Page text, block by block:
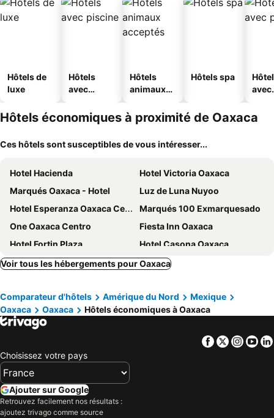
Hôtels de
luxe
Hôtels
avec
Hôtels
animaux
Hôtels spa
avec
Hôtels économiques à proximité de Oaxaca
Ces hôtels sont susceptibles de vous intéresser...
Hotel Hacienda
Hotel Victoria Oaxaca
Marqués Oaxaca - Hotel
Luz de Luna Nuyoo
Hotel Esperanza Oaxaca Centro
Marqués 100 Exmarquesado
One Oaxaca Centro
Fiesta Inn Oaxaca
Hotel Fortin Plaza
Hotel Casona Oaxaca
Holiday Inn Express Oaxaca-centro Historico By Ihg
Hotel Oaxaca Real
Capital O Hotel Patio Pombo
Hotel Abu
City Express by Marriott Oaxaca
Casa Arnel Oaxaca
City Centro by Marriott Oaxaca
Grand Fiesta Americana Oaxaca
Quinta Real Oaxaca
Parador del Dominico
Bungalows Bugamilia Roja
Voir tous les hébergements pour Oaxaca
Comparateur d'hôtels Amérique du Nord
Mexique
Oaxaca
Oaxaca Hôtels économiques à Oaxaca
Facebook
Twitter
Choisissez votre pays
Ajouter sur Google
Retrouvez facilement nos résultats :
ajoutez trivago comme source